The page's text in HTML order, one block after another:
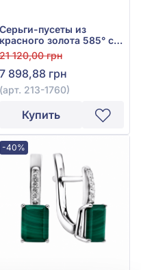
Серьги-пусеты из
красного золота 585° с
зелёным агатом 0,4ct,
арт. 213-1760
21 120,00 грн
7 898,88 грн
(арт. 213-1760)
Купить
-40%